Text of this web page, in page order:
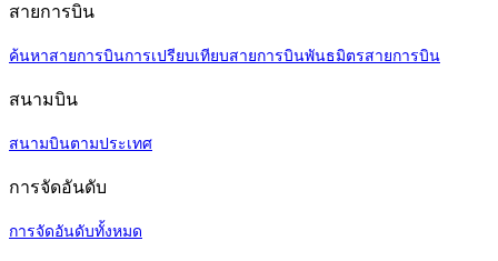
สายการบิน
ค้นหาสายการบินการเปรียบเทียบสายการบินพันธมิตรสายการบิน
สนามบิน
สนามบินตามประเทศ
การจัดอันดับ
การจัดอันดับทั้งหมด